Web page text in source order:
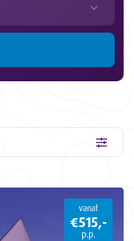
vanaf
€515,-
p.p.